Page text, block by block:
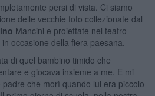
persi di vista. Ci siamo
delle vecchie foto collezionate dal
Mancini e proiettate nel teatro
occasione della fiera paesana.
di quel bambino timido che
e giocava insieme a me. E mi
che morì quando lui era piccolo